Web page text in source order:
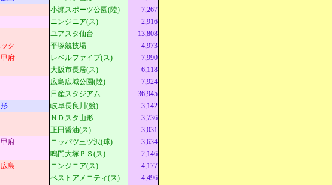
小瀬スポーツ公園(陸)
7,267
ニンジニア(ス) 2,916
ユアスタ仙台
13,808
ク 平塚競技場
4,973
府 レベルファイブ(ス)
7,990
大阪市長居(ス)
6,118
広島広域公園(陸)
7,924
日産スタジアム
36,945
岐阜長良川(競) 3,142
ＮＤスタ山形
3,736
正田醤油(ス)
3,031
府 ニッパツ三ツ沢(球)
3,634
鳴門大塚ＰＳ(ス)
2,146
島 ニンジニア(ス)
4,177
ベストアメニティ(ス)
4,496